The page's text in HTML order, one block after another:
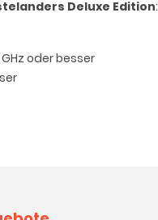
Deluxe Edition:
GHz oder besser